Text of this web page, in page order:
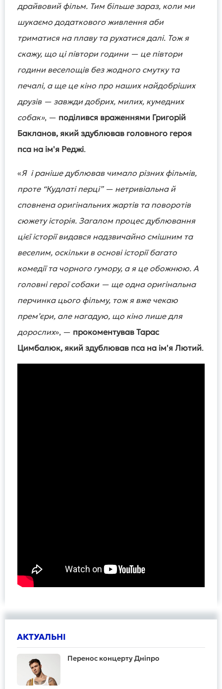
драйвовий фільм. Тим більше зараз, коли ми
шукаємо додаткового живлення аби
триматися на плаву та рухатися далі. Тож я
скажу, що ці півтори години — це півтори
години веселощів без жодного смутку та
печалі, а ще це кіно про наших найдобріших
друзів — завжди добрих, милих, кумедних
собак», — поділився враженнями Григорій
Бакланов, який здублював головного героя
пса на ім'я Реджі.
«Я і раніше дублював чимало різних фільмів,
проте “Кудлаті перці” — нетривіальна й
сповнена оригінальних жартів та поворотів
сюжету історія. Загалом процес дублювання
цієї історії видався надзвичайно смішним та
веселим, оскільки в основі історії багато
комедії та чорного гумору, а я це обожнюю. А
головні герої собаки — ще одна оригінальна
перчинка цього фільму, тож я вже чекаю
прем’єри, але нагадую, що кіно лише для
дорослих», — прокоментував Тарас
Цимбалюк, який здублював пса на ім'я Лютий.
АКТУАЛЬНІ
Перенос концерту Дніпро